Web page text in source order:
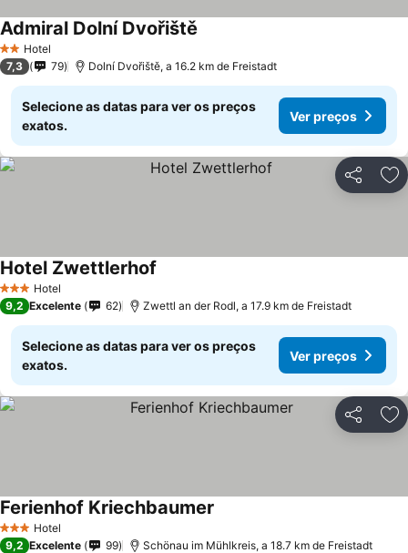
2 Estrelas
Hotel
Admiral Dolní Dvořiště
7,3 79 Dolní Dvořiště, a 16.2 km de Freistadt
Selecione as datas para ver os preços
exatos.
Ver preços
Partilhar
3 EstrelasHotel
Hotel Zwettlerhof
9,2 Excelente 62 Zwettl an der Rodl, a 17.9 km de Freistadt
Selecione as datas para ver os preços
exatos.
Ver preços
Partilhar
3 EstrelasHotel
Ferienhof Kriechbaumer
9,2 Excelente 99 Schönau im Mühlkreis, a 18.7 km de Freistadt